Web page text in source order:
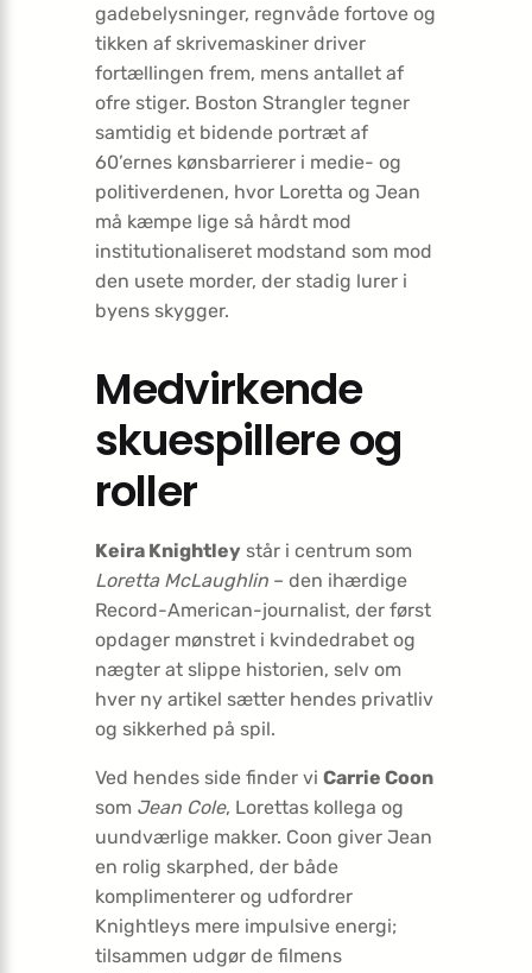
gadebelysninger, regnvåde fortove og
tikken af skrivemaskiner driver
fortællingen frem, mens antallet af
ofre stiger. Boston Strangler tegner
samtidig et bidende portræt af
60’ernes kønsbarrierer i medie- og
politiverdenen, hvor Loretta og Jean
må kæmpe lige så hårdt mod
institutionaliseret modstand som mod
den usete morder, der stadig lurer i
byens skygger.
Medvirkende
skuespillere og
roller
Keira Knightley står i centrum som
Loretta McLaughlin – den ihærdige
Record-American-journalist, der først
opdager mønstret i kvindedrabet og
nægter at slippe historien, selv om
hver ny artikel sætter hendes privatliv
og sikkerhed på spil.
Ved hendes side finder vi Carrie Coon
som Jean Cole, Lorettas kollega og
uundværlige makker. Coon giver Jean
en rolig skarphed, der både
komplimenterer og udfordrer
Knightleys mere impulsive energi;
tilsammen udgør de filmens